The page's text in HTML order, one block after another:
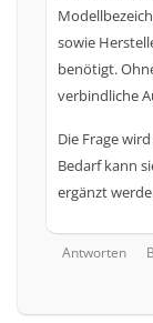
sowie
benötigt.
verbindliche
Die Frage
Bedarf kann
ergänzt
Antworten